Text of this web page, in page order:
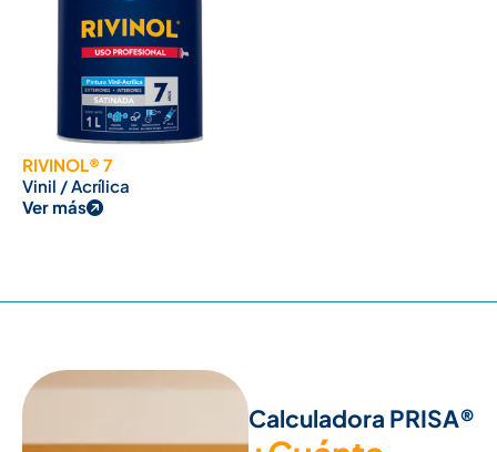
RIVINOL® 7
Vinil / Acrílica
Ver más
Calculadora PRISA®